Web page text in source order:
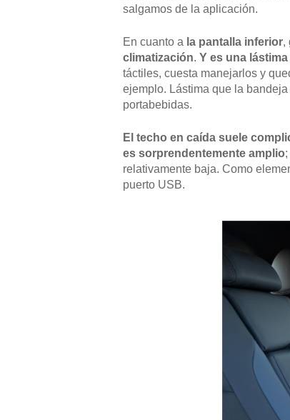
salgamos de la aplicación.
En cuanto a la pantalla inferior,
climatización. Y es una
táctiles, cuesta manejarlos y
ejemplo. Lástima que la
portabebidas.
El techo en caída suele
es sorprendentemente amplio
relativamente baja. Como
puerto USB.